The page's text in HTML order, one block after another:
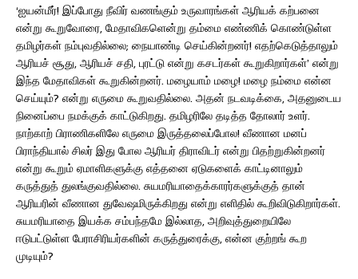
‘ஐயன்மீர்! இப்போது நீவிர் வணங்கும் உருவாரங்கள் ஆரியக் கற்பனை
என்று கூறுவோரை, மேதாவிகளென்று தம்மை எண்ணிக் கொண்டுள்ள
தமிழர்கள் நம்புவதில்லை; நையாண்டி செய்கின்றனர்! எதற்கெடுத்தாலும்
ஆரியச் சூது, ஆரியச் சதி, புரட்டு என்று கசடர்கள் கூறுகிறார்கள்’ என்று
இந்த மேதாவிகள் கூறுகின்றனர். மழையாம் மழை! மழை நம்மை என்ன
செய்யும்? என்று எருமை கூறுவதில்லை. அதன் நடவடிக்கை, அதனுடைய
நினைப்பை நமக்குக் காட்டுகிறது. தமிழரிலே தடித்த தோலார் உளர்.
நாற்காற் பிராணிகளிலே எருமை இருத்தலைப்போல! வீணான மனப்
பிராந்தியால் சிலர் இது போல ஆரியர் திராவிடர் என்று பிதற்றுகின்றனர்
என்று கூறும் ஏமாளிகளுக்கு எத்தனை ஏடுகளைக் காட்டினாலும்
கருத்துத் துலங்குவதில்லை. சுயமரியாதைக்காரர்களுக்குத் தான்
ஆரியரின் வீணான துவேஷமிருக்கிறது என்று எளிதில் கூறிவிடுகிறார்கள்.
சுயமரியாதை இயக்க சம்பந்தமே இல்லாத, அறிவுத்துறையிலே
ஈடுபட்டுள்ள பேராசிரியர்களின் கருத்துரைக்கு, என்ன குற்றங் கூற
முடியும்?